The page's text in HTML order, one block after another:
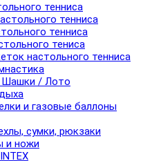
тенниса
тенниса
тенниса
тениса
настольного тенниса
/ Лото
и газовые баллоны
сумки, рюкзаки
и ножи